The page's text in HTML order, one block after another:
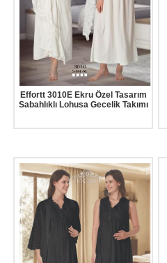
Effortt 3010E Ekru Özel Tasarım
Sabahlıklı Lohusa Gecelik Takımı